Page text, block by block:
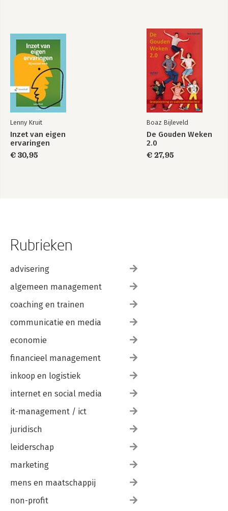
Lenny Kruit
Inzet van eigen
ervaringen
€ 30,95
Boaz Bijleveld
De Gouden Weken
2.0
€ 27,95
Rubrieken
advisering
algemeen management
coaching en trainen
communicatie en media
economie
financieel management
inkoop en logistiek
internet en social media
it-management / ict
juridisch
leiderschap
marketing
mens en maatschappij
non-profit